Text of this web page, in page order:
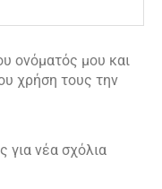
ονόματός μου και
χρήση τους την
για νέα σχόλια